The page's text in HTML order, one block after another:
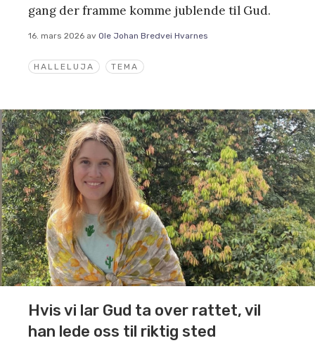
HALLELUJA TEMA
gang der framme komme jublende til Gud.
16. mars 2026 av Ole Johan Bredvei Hvarnes
Hvis vi lar Gud ta over rattet, vil
han lede oss til riktig sted